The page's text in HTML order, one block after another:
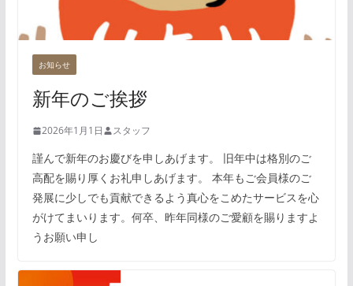
お知らせ
新年のご挨拶
2026年1月1日 スタッフ
謹んで新年のお慶びを申しあげます。 旧年中は格別のご
高配を賜り厚くお礼申しあげます。 本年もご会員様のご
発展に少しでも貢献できるよう真心をこめたサービスを心
がけてまいります。何卒、昨年同様のご愛顧を賜りますよ
うお願い申し